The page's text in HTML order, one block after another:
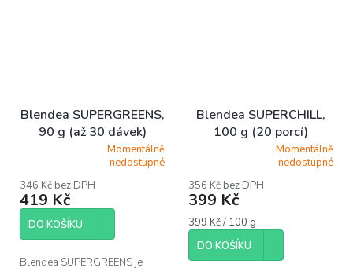
Blendea SUPERGREENS,
90 g (až 30 dávek)
produktu
je
5,0
5
Momentálně
nedostupné
346 Kč bez DPH
419 Kč
DO KOŠÍKU
Blendea SUPERGREENS je
Blendea SUPERCHILL,
100 g (20 porcí)
produktu
je
z
hvězdiček.
Momentálně
nedostupné
356 Kč bez DPH
399 Kč
Měrná
cena:
399 Kč / 100 g
DO KOŠÍKU